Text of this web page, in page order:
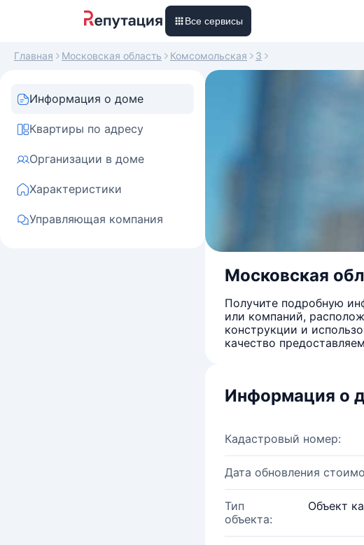
Все сервисы
Главная Московская область Комсомольская 3
Информация о доме
Квартиры по адресу
Организации в доме
Характеристики
Управляющая компания
Московская
Получите подробную
или компаний,
конструкции и
качество
Информация о
Кадастровый номер:
Дата обновления
Тип
объекта:
Объект